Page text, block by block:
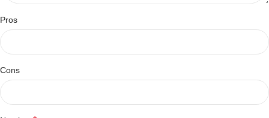
Pros
Cons